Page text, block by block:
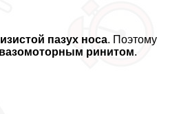
пазух носа. Поэтому
вазомоторным ринитом.